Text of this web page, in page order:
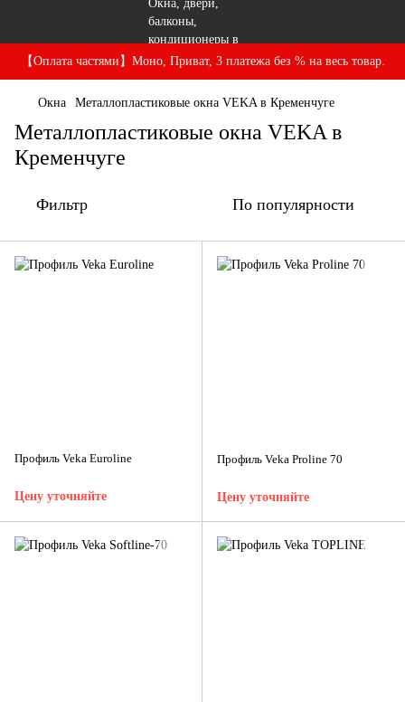
【Оплата частями】Моно, Приват, 3 платежа без % на весь товар.
Окна Металлопластиковые окна VEKA в Кременчуге
Металлопластиковые окна VEKA в
Кременчуге
Фильтр По популярности
Профиль Veka Euroline
Цену уточняйте
Профиль Veka Proline 70
Цену уточняйте